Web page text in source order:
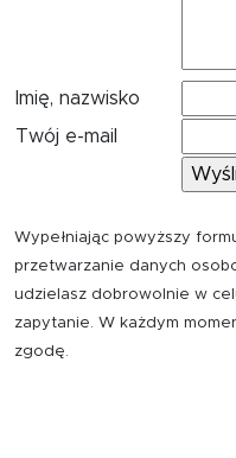
Imię, nazwisko
Twój e-mail
Wypełniając powyższy
przetwarzanie danych
udzielasz dobrowolnie w
zapytanie. W każdym
zgodę.